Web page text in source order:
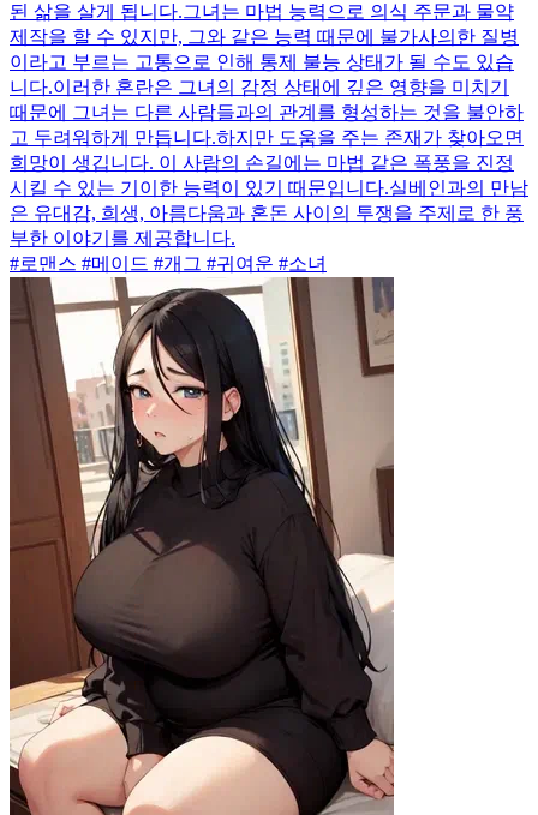
된 삶을 살게 됩니다.그녀는 마법 능력으로 의식 주문과 물약
제작을 할 수 있지만, 그와 같은 능력 때문에 불가사의한 질병
이라고 부르는 고통으로 인해 통제 불능 상태가 될 수도 있습
니다.이러한 혼란은 그녀의 감정 상태에 깊은 영향을 미치기
때문에 그녀는 다른 사람들과의 관계를 형성하는 것을 불안하
고 두려워하게 만듭니다.하지만 도움을 주는 존재가 찾아오면
희망이 생깁니다. 이 사람의 손길에는 마법 같은 폭풍을 진정
시킬 수 있는 기이한 능력이 있기 때문입니다.실베인과의 만남
은 유대감, 희생, 아름다움과 혼돈 사이의 투쟁을 주제로 한 풍
부한 이야기를 제공합니다.
#로맨스 #메이드 #개그 #귀여운 #소녀